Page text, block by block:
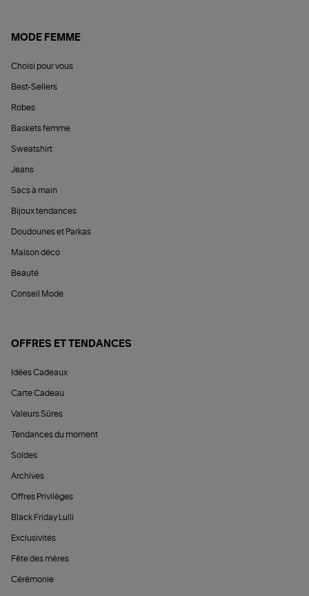
MODE FEMME
Choisi pour vous
Best-Sellers
Robes
Baskets femme
Sweatshirt
Jeans
Sacs à main
Bijoux tendances
Doudounes et Parkas
Maison déco
Beauté
Conseil Mode
OFFRES ET TENDANCES
Idées Cadeaux
Carte Cadeau
Valeurs Sûres
Tendances du moment
Soldes
Archives
Offres Privilèges
Black Friday Lulli
Exclusivités
Fête des mères
Cérémonie